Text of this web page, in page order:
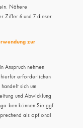
Nähere
Ziffer 6 und 7 dieser
zur
Anspruch nehmen
erforderlichen
sich um
und Abwicklung
ben können Sie ggf.
als optional